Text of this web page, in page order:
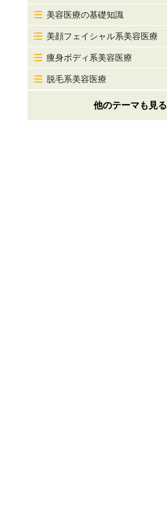
美容医療の基礎知識
美顔フェイシャル系美容医療
痩身ボディ系美容医療
脱毛系美容医療
他のテーマも見る